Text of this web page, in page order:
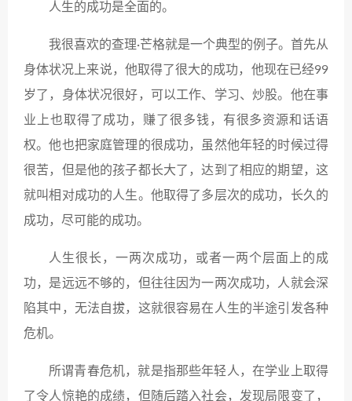
人生的成功是全面的。
我很喜欢的查理·芒格就是一个典型的例子。首先从
身体状况上来说，他取得了很大的成功，他现在已经99
岁了，身体状况很好，可以工作、学习、炒股。他在事
业上也取得了成功，赚了很多钱，有很多资源和话语
权。他也把家庭管理的很成功，虽然他年轻的时候过得
很苦，但是他的孩子都长大了，达到了相应的期望，这
就叫相对成功的人生。他取得了多层次的成功，长久的
成功，尽可能的成功。
人生很长，一两次成功，或者一两个层面上的成
功，是远远不够的，但往往因为一两次成功，人就会深
陷其中，无法自拔，这就很容易在人生的半途引发各种
危机。
所谓青春危机，就是指那些年轻人，在学业上取得
了令人惊艳的成绩，但随后踏入社会，发现局限变了，